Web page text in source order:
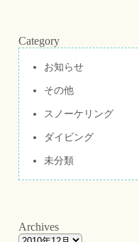
Category
お知らせ
その他
スノーケリング
ダイビング
未分類
Archives